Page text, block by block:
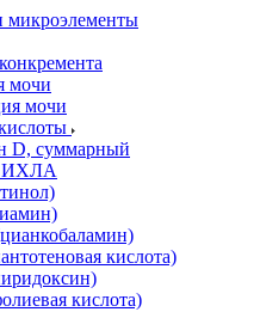
микроэлементы
мочи
мочи
D, суммарный
ИХЛА
кислота)
кислота)